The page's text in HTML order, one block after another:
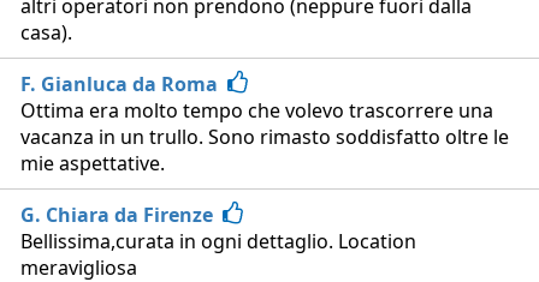
altri operatori non prendono (neppure fuori dalla
casa).
F. Gianluca da Roma
Ottima era molto tempo che volevo trascorrere una
vacanza in un trullo. Sono rimasto soddisfatto oltre le
mie aspettative.
G. Chiara da Firenze
Bellissima,curata in ogni dettaglio. Location
meravigliosa